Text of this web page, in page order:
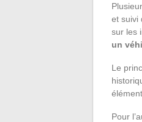
et suivi
sur les
un
Le
Pour